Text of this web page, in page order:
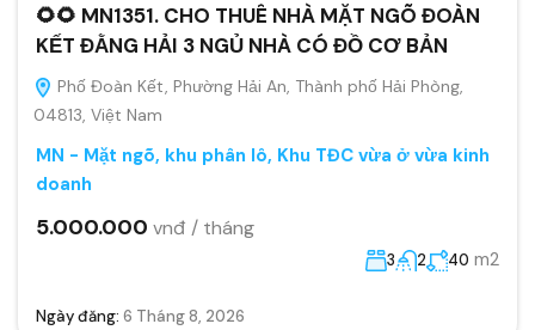
🌻🌻 MN1351. CHO THUÊ NHÀ MẶT NGÕ ĐOÀN
KẾT ĐẰNG HẢI 3 NGỦ NHÀ CÓ ĐỒ CƠ BẢN
Phố Đoàn Kết, Phường Hải An, Thành phố Hải Phòng,
04813, Việt Nam
MN - Mặt ngõ, khu phân lô, Khu TĐC vừa ở vừa kinh
doanh
5.000.000 vnđ / tháng
3 2 40 m2
Ngày đăng: 6 Tháng 8, 2026